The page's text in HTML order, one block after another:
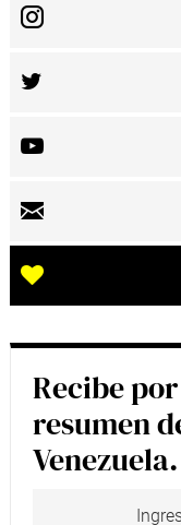
Recibe
resumen
Venezuela.